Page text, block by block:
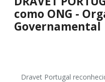
como ONG -
Governamental
Dravet Portugal